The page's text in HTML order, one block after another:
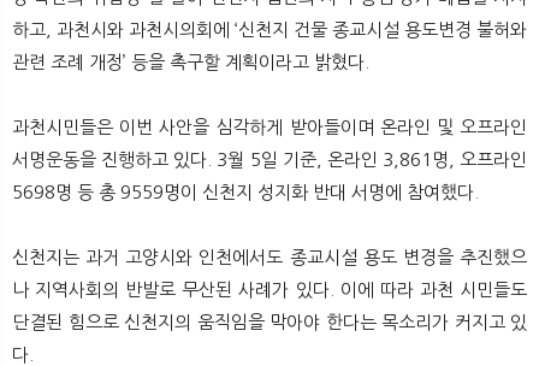
하고, 과천시와 과천시의회에 ‘신천지 건물 종교시설 용도변경 불허와
관련 조례 개정’ 등을 촉구할 계획이라고 밝혔다.
과천시민들은 이번 사안을 심각하게 받아들이며 온라인 및 오프라인
서명운동을 진행하고 있다. 3월 5일 기준, 온라인 3,861명, 오프라인
5698명 등 총 9559명이 신천지 성지화 반대 서명에 참여했다.
신천지는 과거 고양시와 인천에서도 종교시설 용도 변경을 추진했으
나 지역사회의 반발로 무산된 사례가 있다. 이에 따라 과천 시민들도
단결된 힘으로 신천지의 움직임을 막아야 한다는 목소리가 커지고 있
다.